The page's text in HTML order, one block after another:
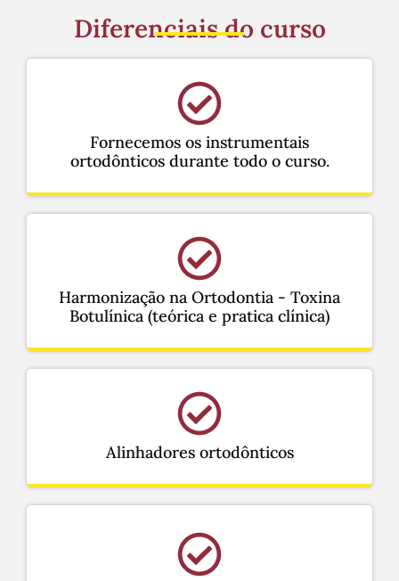
Diferenciais do curso
Fornecemos os instrumentais
ortodônticos durante todo o curso.
Harmonização na Ortodontia - Toxina
Botulínica (teórica e pratica clínica)
Alinhadores ortodônticos